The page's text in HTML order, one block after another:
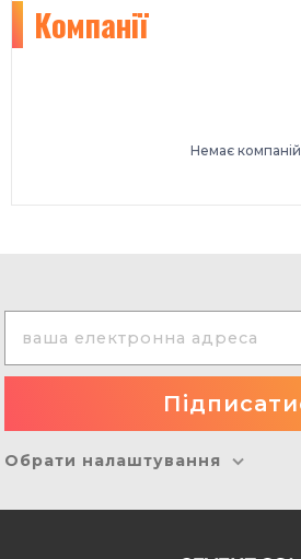
Компанії
Немає компаній
Обрати налаштування